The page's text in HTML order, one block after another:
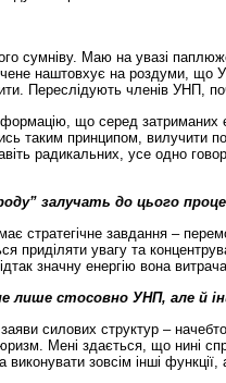
Маю на увазі
наштовхує на роздуми,
Переслідують членів УНП,
що серед
таким принципом,
радикальних, усе одно
залучать до цього
стратегічне завдання –
увагу та
значну енергію вона
стосовно УНП, але й
силових структур –
Мені здається, що нині
зовсім інші функції,